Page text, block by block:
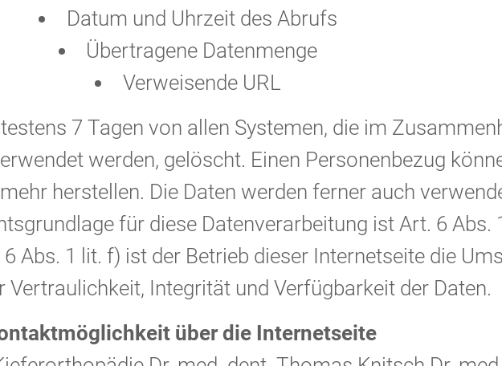
Datum und Uhrzeit des Abrufs
Übertragene Datenmenge
Verweisende URL
7 Tagen von allen Systemen, die im
werden, gelöscht. Einen Personenbezug
herstellen. Die Daten werden ferner auch
für diese Datenverarbeitung ist Art. 6 Abs.
6 Abs. 1 lit. f) ist der Betrieb dieser Internetseite die
Vertraulichkeit, Integrität und Verfügbarkeit der Daten.
über die Internetseite